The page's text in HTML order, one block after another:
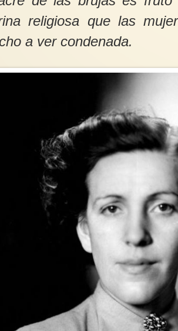
religiosa que las
a ver condenada.